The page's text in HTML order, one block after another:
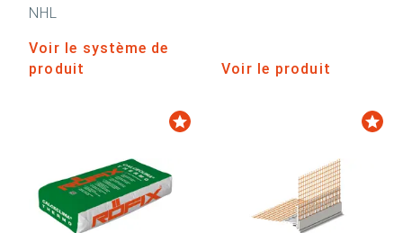
NHL
Voir le système de
produit
Voir le produit